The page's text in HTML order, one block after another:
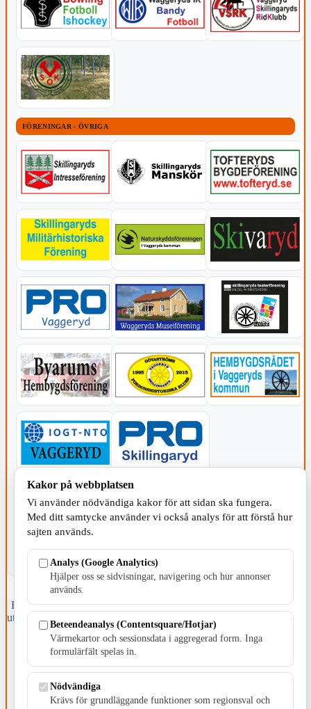
FÖRENINGAR - ÖVRIGA
KOMMUNEN
Fristående webbtidningsföretag grundat 1991 som sedan 2002 ger
ut tidningen Skillingaryd.nu och 2010 lanserades Värnamo.nu. Från
april 2026 omfattar Skillingaryd.nu tre kommuner: Gnosjö,
Värnamo och Vaggeryds kommun.
Kontakta oss
Postadress: Gisslaköp 1, 568 92 Skillingaryd
Kakor på webbplatsen
Vi använder nödvändiga kakor för att sidan ska fungera.
Med ditt samtycke använder vi också analys för att förstå hur
sajten används.
Analys (Google Analytics)
Hjälper oss se sidvisningar, navigering och hur annonser
används.
Beteendeanalys (Contentsquare/Hotjar)
Värmekartor och sessionsdata i aggregerad form. Inga
formulärfält spelas in.
Nödvändiga
Krävs för grundläggande funktioner som regionsval och